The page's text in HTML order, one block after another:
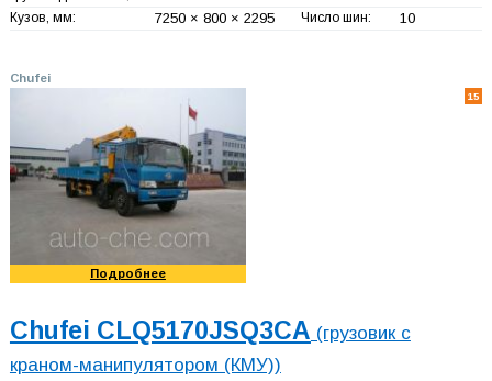
Кузов, мм: 7250 × 800 × 2295 Число шин: 10
Chufei
15
Подробнее
Chufei CLQ5170JSQ3CA (грузовик с
краном-манипулятором (КМУ))